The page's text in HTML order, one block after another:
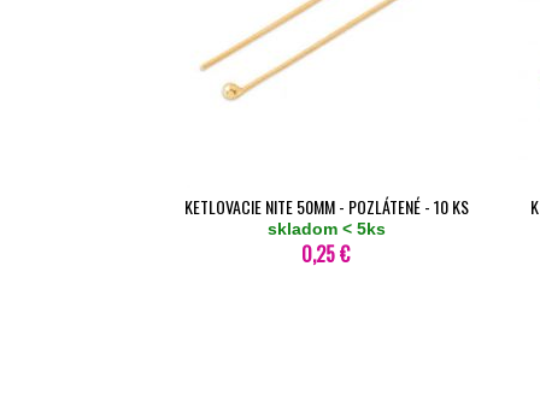
KETLOVACIE NITE 50MM - POZLÁTENÉ - 10 KS
skladom < 5ks
0,25 €